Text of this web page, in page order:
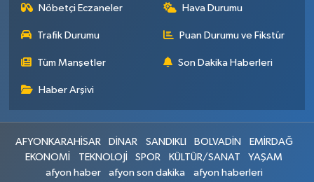
Nöbetçi Eczaneler Hava Durumu
Trafik Durumu Puan Durumu ve Fikstür
Tüm Manşetler Son Dakika Haberleri
Haber Arşivi
AFYONKARAHİSAR DİNAR SANDIKLI BOLVADİN
EMİRDAĞ
EKONOMİ
TEKNOLOJİ SPOR KÜLTÜR/SANAT
YAŞAM
afyon haber
afyon son dakika
afyon haberleri